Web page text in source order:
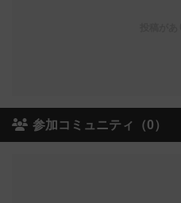
参加コミュニティ（0）